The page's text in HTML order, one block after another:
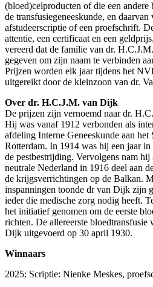
(bloed)celproducten of die een andere
de transfusiegeneeskunde, en
afstudeerscriptie of een proefschrift.
attentie, een certificaat en een
vereerd dat de familie van dr.
gegeven om zijn naam te verbinden
Prijzen worden elk jaar tijdens het
uitgereikt door de kleinzoon van dr.
Over dr. H.C.J.M. van Dijk
De prijzen zijn vernoemd naar dr.
Hij was vanaf 1912 verbonden als
afdeling Interne Geneeskunde aan het
Rotterdam. In 1914 was hij een jaar
de pestbestrijding. Vervolgens nam hij
neutrale Nederland in 1916 deel aan
de krijgsverrichtingen op de Balkan.
inspanningen toonde dr van Dijk zijn
ieder die medische zorg nodig heeft.
het initiatief genomen om de eerste
richten. De allereerste
Dijk uitgevoerd op 30 april 1930.
Winnaars
2025: Scriptie: Nienke Meskes,